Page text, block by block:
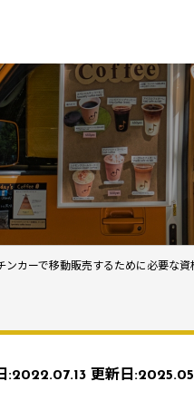
カーで移動販売するために必要な資
:2022.07.13 更新日: